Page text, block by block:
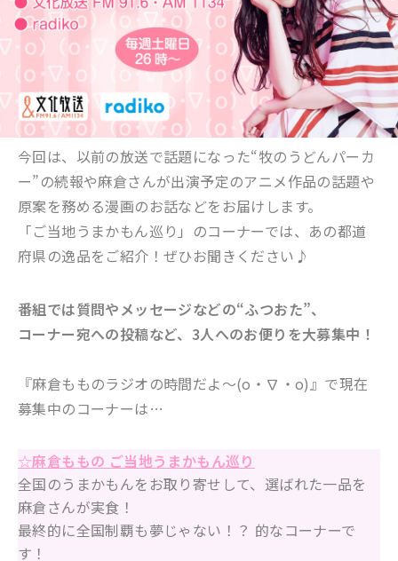
今回は、以前の放送で話題になった“牧のうどんパーカ
ー”の続報や麻倉さんが出演予定のアニメ作品の話題や
原案を務める漫画のお話などをお届けします。
「ご当地うまかもん巡り」のコーナーでは、あの都道
府県の逸品をご紹介！ぜひお聞きください♪
番組では質問やメッセージなどの“ふつおた”、
コーナー宛への投稿など、3人へのお便りを大募集中！
『麻倉もものラジオの時間だよ～(o・∇・o) 』で現在
募集中のコーナーは…
☆麻倉ももの ご当地うまかもん巡り
全国のうまかもんをお取り寄せして、選ばれた一品を
麻倉さんが実食！
最終的に全国制覇も夢じゃない！？ 的なコーナーで
す！